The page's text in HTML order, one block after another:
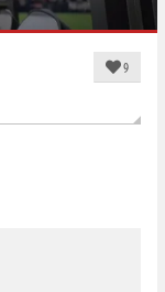
9